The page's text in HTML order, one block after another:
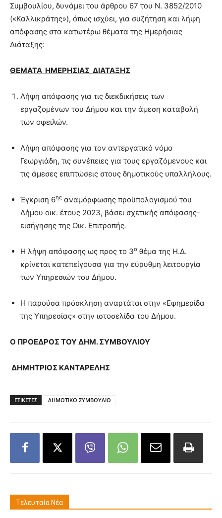
Συμβουλίου, δυνάμει του άρθρου 67 του Ν. 3852/2010
(«Καλλικράτης»), όπως ισχύει, για συζήτηση και λήψη
απόφασης στα κατωτέρω θέματα της Ημερήσιας
Διάταξης:
ΘΕΜΑΤΑ ΗΜΕΡΗΣΙΑΣ ΔΙΑΤΑΞΗΣ
Λήψη απόφασης για τις διεκδικήσεις των
εργαζομένων του Δήμου και την άμεση καταβολή
των οφειλών.
Λήψη απόφασης για τον αντεργατικό νόμο
Γεωργιάδη, τις συνέπειες για τους εργαζόμενους και
τις άμεσες επιπτώσεις στους δημοτικούς υπαλλήλους.
Έγκριση 6ης αναμόρφωσης προϋπολογισμού του
Δήμου οικ. έτους 2023, βάσει σχετικής απόφασης-
εισήγησης της Οικ. Επιτροπής.
Η λήψη απόφασης ως προς το 3ο θέμα της Η.Δ.
κρίνεται κατεπείγουσα για την εύρυθμη λειτουργία
των Υπηρεσιών του Δήμου.
Η παρούσα πρόσκληση αναρτάται στην «Εφημερίδα
της Υπηρεσίας» στην ιστοσελίδα του Δήμου.
Ο ΠΡΟΕΔΡΟΣ ΤΟΥ ΔΗΜ. ΣΥΜΒΟΥΛΙΟΥ
ΔΗΜΗΤΡΙΟΣ ΚΑΝΤΑΡΕΛΗΣ
ΕΤΙΚΕΤΕΣ ΔΗΜΟΤΙΚΟ ΣΥΜΒΟΥΛΙΟ
Τελευταία Νέα